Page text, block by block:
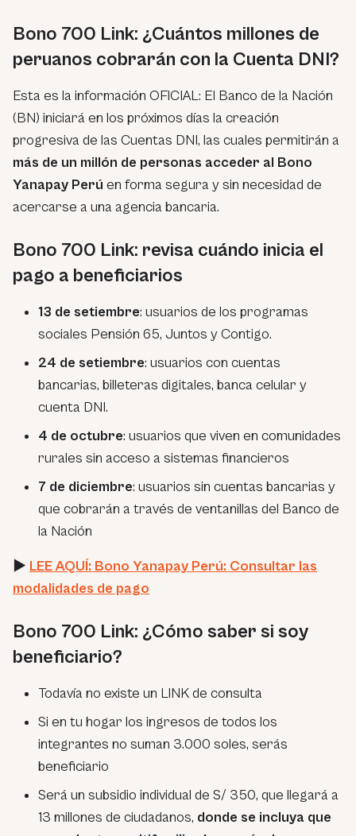
Bono 700 Link: ¿Cuántos millones de
peruanos cobrarán con la Cuenta DNI?
Esta es la información OFICIAL: El Banco de la Nación
(BN) iniciará en los próximos días la creación
progresiva de las Cuentas DNI, las cuales permitirán a
más de un millón de personas acceder al Bono
Yanapay Perú en forma segura y sin necesidad de
acercarse a una agencia bancaria.
Bono 700 Link: revisa cuándo inicia el
pago a beneficiarios
13 de setiembre: usuarios de los programas
sociales Pensión 65, Juntos y Contigo.
24 de setiembre: usuarios con cuentas
bancarias, billeteras digitales, banca celular y
cuenta DNI.
4 de octubre: usuarios que viven en comunidades
rurales sin acceso a sistemas financieros
7 de diciembre: usuarios sin cuentas bancarias y
que cobrarán a través de ventanillas del Banco de
la Nación
► LEE AQUÍ: Bono Yanapay Perú: Consultar las
modalidades de pago
Bono 700 Link: ¿Cómo saber si soy
beneficiario?
Todavía no existe un LINK de consulta
Si en tu hogar los ingresos de todos los
integrantes no suman 3.000 soles, serás
beneficiario
Será un subsidio individual de S/ 350, que llegará a
13 millones de ciudadanos, donde se incluya que